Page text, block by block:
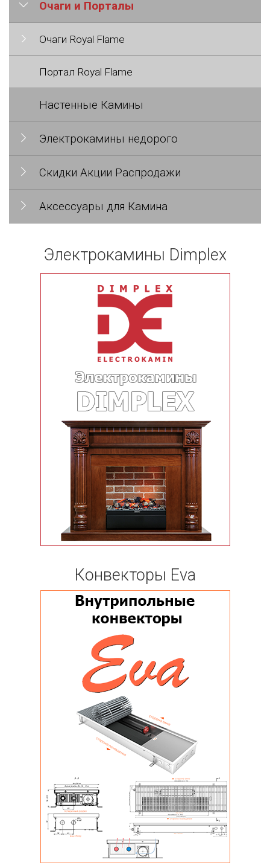
Очаги и Порталы
Очаги Royal Flame
Портал Royal Flame
Настенные Камины
Электрокамины недорого
Скидки Акции Распродажи
Аксессуары для Камина
Электрокамины Dimplex
Конвекторы Eva